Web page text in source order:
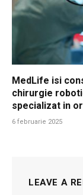
MedLife isi
chirurgie
specializat in
6 februarie 2025
LEAVE A